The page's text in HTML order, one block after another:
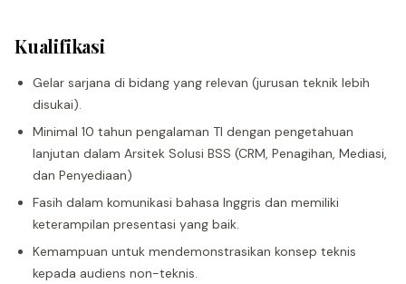
Kualifikasi
Gelar sarjana di bidang yang relevan (jurusan teknik lebih
disukai).
Minimal 10 tahun pengalaman TI dengan pengetahuan
lanjutan dalam Arsitek Solusi BSS (CRM, Penagihan, Mediasi,
dan Penyediaan)
Fasih dalam komunikasi bahasa Inggris dan memiliki
keterampilan presentasi yang baik.
Kemampuan untuk mendemonstrasikan konsep teknis
kepada audiens non-teknis.